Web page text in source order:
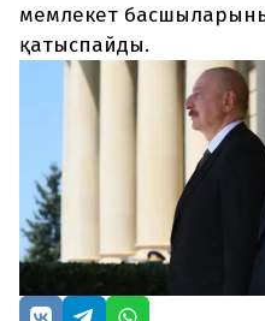
Редакциямен байланыс
+7 708 604 51 06
Жарнама бөлімі
+7 701 220 64 52
zhasalash100@gmail.com
мемлекет
қатыспайды.